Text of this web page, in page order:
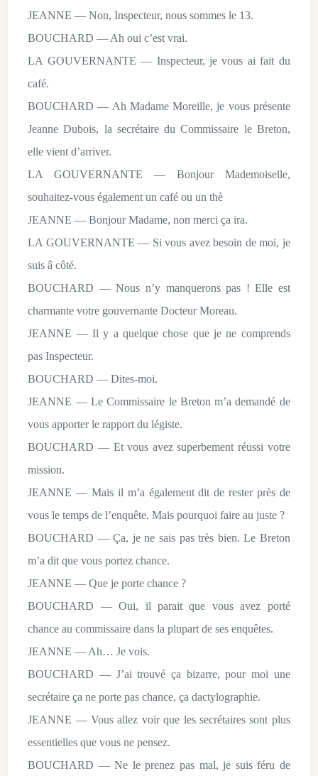
JEANNE — Non, Inspecteur, nous sommes le 13.
BOUCHARD — Ah oui c’est vrai.
LA GOUVERNANTE — Inspecteur, je vous ai fait du
café.
BOUCHARD — Ah Madame Moreille, je vous présente
Jeanne Dubois, la secrétaire du Commissaire le Breton,
elle vient d’arriver.
LA GOUVERNANTE — Bonjour Mademoiselle,
souhaitez-vous également un café ou un thè
JEANNE — Bonjour Madame, non merci ça ira.
LA GOUVERNANTE — Si vous avez besoin de moi, je
suis â côté.
BOUCHARD — Nous n’y manquerons pas ! Elle est
charmante votre gouvernante Docteur Moreau.
JEANNE — Il y a quelque chose que je ne comprends
pas Inspecteur.
BOUCHARD — Dites-moi.
JEANNE — Le Commissaire le Breton m’a demandé de
vous apporter le rapport du légiste.
BOUCHARD — Et vous avez superbement réussi votre
mission.
JEANNE — Mais il m’a également dit de rester près de
vous le temps de l’enquête. Mais pourquoi faire au juste ?
BOUCHARD — Ça, je ne sais pas très bien. Le Breton
m’a dit que vous portez chance.
JEANNE — Que je porte chance ?
BOUCHARD — Oui, il parait que vous avez porté
chance au commissaire dans la plupart de ses enquêtes.
JEANNE — Ah… Je vois.
BOUCHARD — J’ai trouvé ça bizarre, pour moi une
secrétaire ça ne porte pas chance, ça dactylographie.
JEANNE — Vous allez voir que les secrétaires sont plus
essentielles que vous ne pensez.
BOUCHARD — Ne le prenez pas mal, je suis féru de